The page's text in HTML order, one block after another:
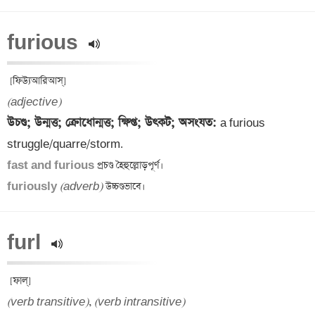
furious
(adjective)
উচণ্ড; উন্মত্ত; ক্রোধোন্মত্ত; ক্ষিপ্ত; উৎকট; অসংযত: a furious
fast and furious
furiously (adverb)
furl
(verb transitive), (verb intransitive)